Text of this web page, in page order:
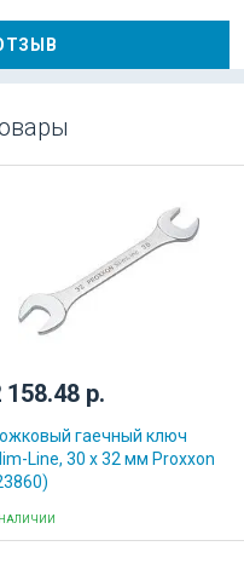
158.48 р.
гаечный ключ
Line, 30 x 32 мм Proxxon